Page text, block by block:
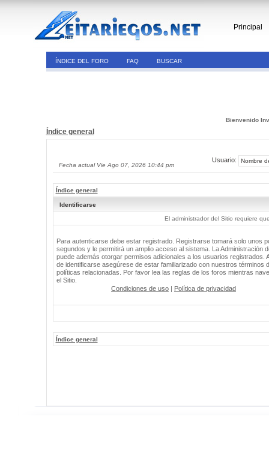
Principal
ÍNDICE DEL FORO FAQ BUSCAR
Bienvenido
Índice general
Fecha actual Vie Ago 07, 2026 10:44 pm
Usuario:
Índice general
Identificarse
El administrador del Sitio requiere
Para autenticarse debe estar registrado. Registrarse tomará solo unos
segundos y le permitirá un amplio acceso al sistema. La Administración
puede además otorgar permisos adicionales a los usuarios registrados.
de identificarse asegúrese de estar familiarizado con nuestros términos
políticas relacionadas. Por favor lea las reglas de los foros mientras
el Sitio.
Condiciones de uso | Política de privacidad
Índice general